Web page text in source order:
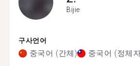
Bijie
구사언어
중국어 (간체) 중국어 (정체